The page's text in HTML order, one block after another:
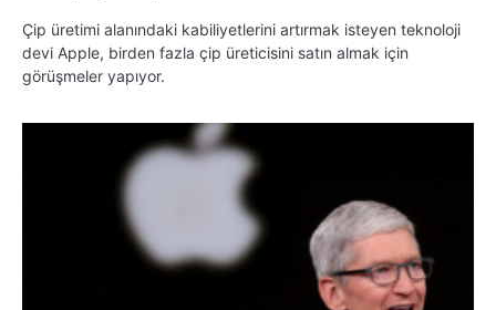
Çip üretimi alanındaki kabiliyetlerini artırmak isteyen teknoloji
devi Apple, birden fazla çip üreticisini satın almak için
görüşmeler yapıyor.